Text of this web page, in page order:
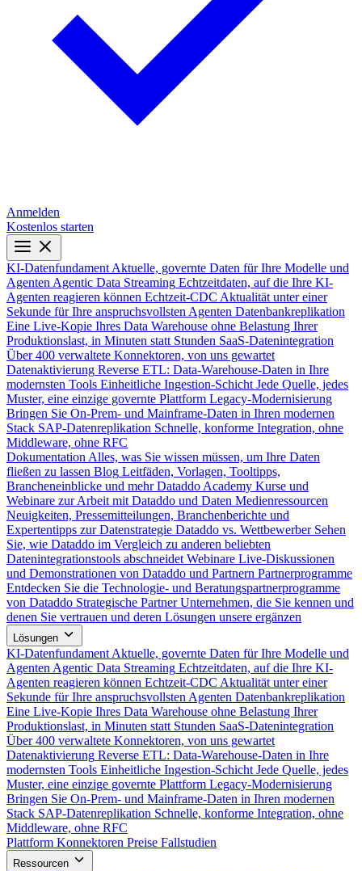
Anmelden
Kostenlos starten
KI-Datenfundament Aktuelle, governte Daten für Ihre Modelle und
Agenten Agentic Data Streaming Echtzeitdaten, auf die Ihre KI-
Agenten reagieren können Echtzeit-CDC Aktualität unter einer
Sekunde für Ihre anspruchsvollsten Agenten Datenbankreplikation
Eine Live-Kopie Ihres Data Warehouse ohne Belastung Ihrer
Produktionslast, in Minuten statt Stunden SaaS-Datenintegration
Über 400 verwaltete Konnektoren, von uns gewartet
Datenaktivierung Reverse ETL: Data-Warehouse-Daten in Ihre
modernsten Tools Einheitliche Ingestion-Schicht Jede Quelle, jedes
Muster, eine einzige governte Plattform Legacy-Modernisierung
Bringen Sie On-Prem- und Mainframe-Daten in Ihren modernen
Stack SAP-Datenreplikation Schnelle, konforme Integration, ohne
Middleware, ohne RFC
Dokumentation Alles, was Sie wissen müssen, um Ihre Daten
fließen zu lassen Blog Leitfäden, Vorlagen, Tooltipps,
Brancheneinblicke und mehr Dataddo Academy Kurse und
Webinare zur Arbeit mit Dataddo und Daten Medienressourcen
Neuigkeiten, Pressemitteilungen, Branchenberichte und
Expertentipps zur Datenstrategie Dataddo vs. Wettbewerber Sehen
Sie, wie Dataddo im Vergleich zu anderen beliebten
Datenintegrationstools abschneidet Webinare Live-Diskussionen
und Demonstrationen von Dataddo und Partnern Partnerprogramme
Entdecken Sie die Technologie- und Beratungspartnerprogramme
von Dataddo Strategische Partner Unternehmen, die Sie kennen und
denen Sie vertrauen und deren Lösungen unsere ergänzen
Lösungen
KI-Datenfundament Aktuelle, governte Daten für Ihre Modelle und
Agenten Agentic Data Streaming Echtzeitdaten, auf die Ihre KI-
Agenten reagieren können Echtzeit-CDC Aktualität unter einer
Sekunde für Ihre anspruchsvollsten Agenten Datenbankreplikation
Eine Live-Kopie Ihres Data Warehouse ohne Belastung Ihrer
Produktionslast, in Minuten statt Stunden SaaS-Datenintegration
Über 400 verwaltete Konnektoren, von uns gewartet
Datenaktivierung Reverse ETL: Data-Warehouse-Daten in Ihre
modernsten Tools Einheitliche Ingestion-Schicht Jede Quelle, jedes
Muster, eine einzige governte Plattform Legacy-Modernisierung
Bringen Sie On-Prem- und Mainframe-Daten in Ihren modernen
Stack SAP-Datenreplikation Schnelle, konforme Integration, ohne
Middleware, ohne RFC
Plattform Konnektoren Preise Fallstudien
Ressourcen